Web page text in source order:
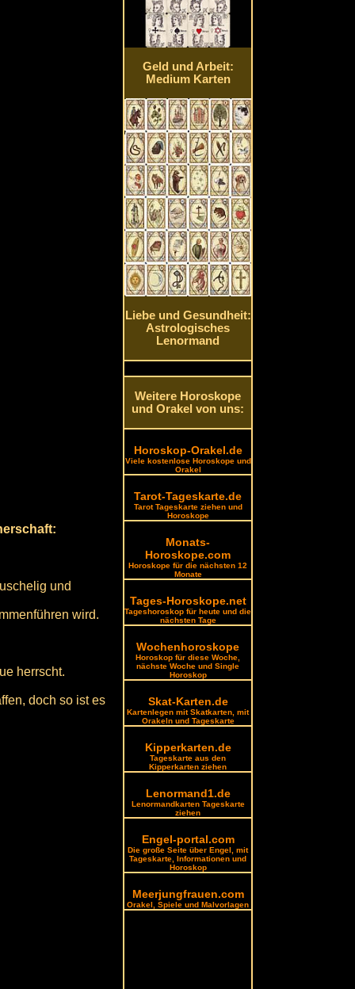
und
wird.
herrscht.
doch so ist es
Geld und Arbeit:
Medium Karten
Liebe und Gesundheit:
Astrologisches
Lenormand
Weitere Horoskope
und Orakel von uns:
Horoskop-Orakel.de
Viele kostenlose Horoskope und
Orakel
Tarot-Tageskarte.de
Tarot Tageskarte ziehen und
Horoskope
Monats-
Horoskope.com
Horoskope für die nächsten 12
Monate
Tages-Horoskope.net
Tageshoroskop für heute und die
nächsten Tage
Wochenhoroskope
Horoskop für diese Woche,
nächste Woche und Single
Horoskop
Skat-Karten.de
Kartenlegen mit Skatkarten, mit
Orakeln und Tageskarte
Kipperkarten.de
Tageskarte aus den
Kipperkarten ziehen
Lenormand1.de
Lenormandkarten Tageskarte
ziehen
Engel-portal.com
Die große Seite über Engel, mit
Tageskarte, Informationen und
Horoskop
Meerjungfrauen.com
Orakel, Spiele und Malvorlagen